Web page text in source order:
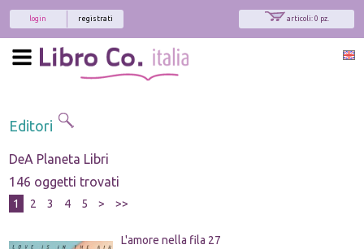
articoli: 0 pz.
registrati
login
Editori
DeA Planeta Libri
146 oggetti trovati
1 2 3 4 5 > >>
L'amore nella fila 27